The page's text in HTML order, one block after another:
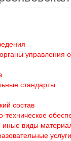
управления
стандарты
состав
техническое
иные виды
услуги